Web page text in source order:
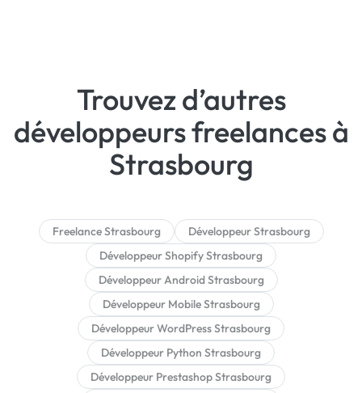
Trouvez d’autres
développeurs freelances à
Strasbourg
Freelance Strasbourg
Développeur Strasbourg
Développeur Shopify Strasbourg
Développeur Android Strasbourg
Développeur Mobile Strasbourg
Développeur WordPress Strasbourg
Développeur Python Strasbourg
Développeur Prestashop Strasbourg